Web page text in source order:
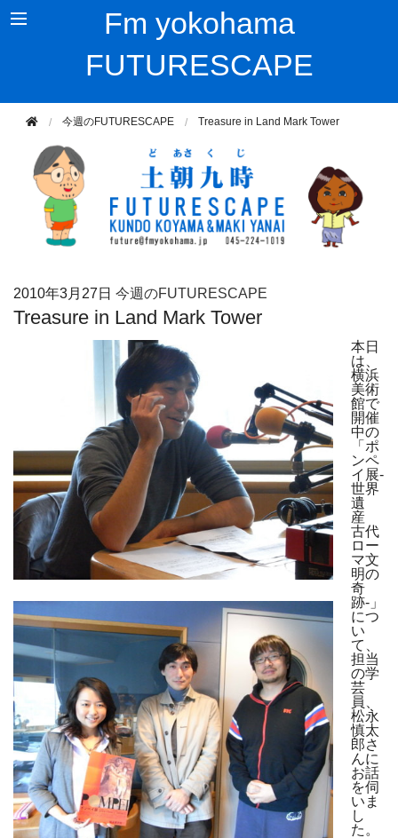
Fm yokohama
FUTURESCAPE
今週のFUTURESCAPE Treasure in Land Mark Tower
2010年3月27日 今週のFUTURESCAPE
Treasure in Land Mark Tower
本日
は、
横浜
美術
館で
開催
中の
「ポ
ンペ
イ展-
世界
遺
産
古代
ロー
マ文
明の
奇
跡-」
につ
い
て、
担当
の学
芸
員、
松永
慎太
郎さ
んに
お話
を伺
いま
し
た。